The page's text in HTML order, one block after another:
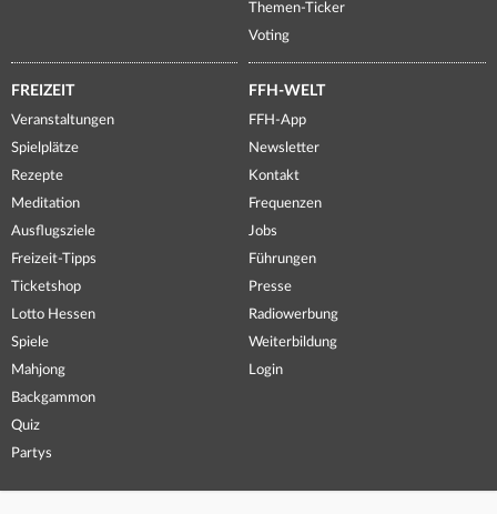
Themen-Ticker
Voting
FREIZEIT
Veranstaltungen
Spielplätze
Rezepte
Meditation
Ausflugsziele
Freizeit-Tipps
Ticketshop
Lotto Hessen
Spiele
Mahjong
Backgammon
Quiz
Partys
FFH-WELT
FFH-App
Newsletter
Kontakt
Frequenzen
Jobs
Führungen
Presse
Radiowerbung
Weiterbildung
Login